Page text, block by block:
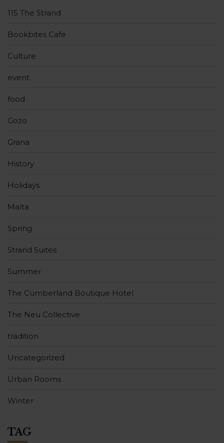
115 The Strand
Bookbites Cafe
Culture
event
food
Gozo
Grana
History
Holidays
Malta
Spring
Strand Suites
Summer
The Cumberland Boutique Hotel
The Neu Collective
tradition
Uncategorized
Urban Rooms
Winter
TAG